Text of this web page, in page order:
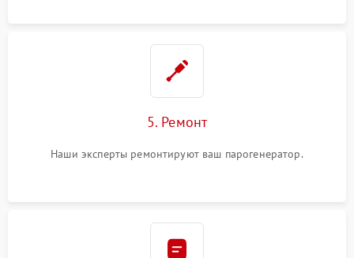
5. Ремонт
Наши эксперты ремонтируют ваш парогенератор.